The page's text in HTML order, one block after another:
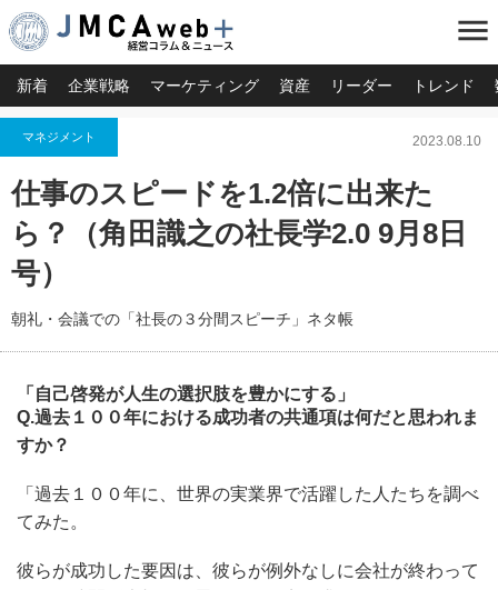
menu
新着 企業戦略 マーケティング 資産 リーダー トレンド
マネジメント 2023.08.10
仕事のスピードを1.2倍に出来た
ら？（角田識之の社長学2.0 9月8日
号）
朝礼・会議での「社長の３分間スピーチ」ネタ帳
「自己啓発が人生の選択肢を豊かにする」
Q.過去１００年における成功者の共通項は何だと思われま
すか？
「過去１００年に、世界の実業界で活躍した人たちを調べ
てみた。
彼らが成功した要因は、彼らが例外なしに会社が終わって